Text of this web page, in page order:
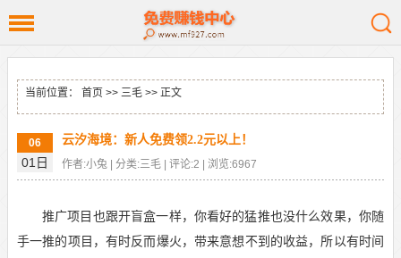
当前位置： 首页 >> 三毛 >> 正文
06
01日
云汐海境：新人免费领2.2元以上！
作者:小兔 | 分类:三毛 | 评论:2 | 浏览:6967
推广项目也跟开盲盒一样，你看好的猛推也没什么效果，你随
手一推的项目，有时反而爆火，带来意想不到的收益，所以有时间